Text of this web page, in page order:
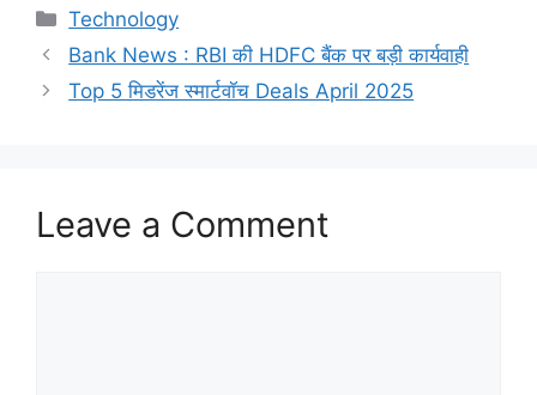
Categories
Technology
Bank News : RBI की HDFC बैंक पर बड़ी कार्यवाही
Top 5 मिडरेंज स्मार्टवॉच Deals April 2025
Leave a Comment